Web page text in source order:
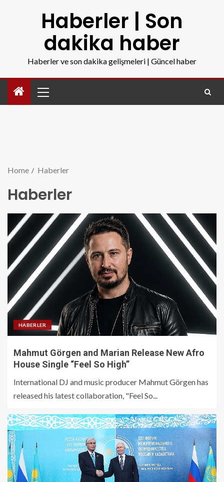
Haberler | Son
dakika haber
Haberler ve son dakika gelişmeleri | Güncel haber
Home Haberler
Haberler
HABERLER
Mahmut Görgen and Marian Release New Afro
House Single “Feel So High”
International DJ and music producer Mahmut Görgen has
released his latest collaboration, "Feel So...